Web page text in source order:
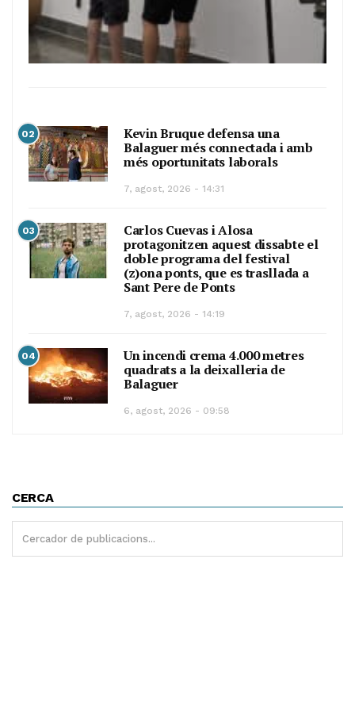
02
Kevin Bruque defensa una
Balaguer més connectada i amb
més oportunitats laborals
7, agost, 2026 - 14:31
03
Carlos Cuevas i Alosa
protagonitzen aquest dissabte el
doble programa del festival
(z)ona ponts, que es trasllada a
Sant Pere de Ponts
7, agost, 2026 - 14:19
04
Un incendi crema 4.000 metres
quadrats a la deixalleria de
Balaguer
6, agost, 2026 - 09:58
CERCA